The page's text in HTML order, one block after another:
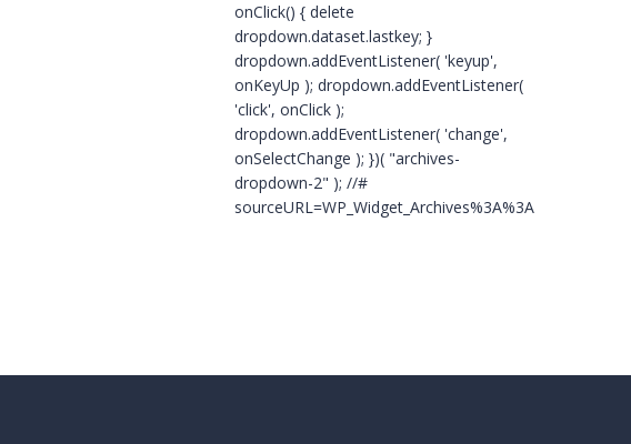
onClick() { delete
dropdown.dataset.lastkey; }
dropdown.addEventListener( 'keyup',
onKeyUp ); dropdown.addEventListener(
'click', onClick );
dropdown.addEventListener( 'change',
onSelectChange ); })( "archives-
dropdown-2" ); //#
sourceURL=WP_Widget_Archives%3A%3Awidget